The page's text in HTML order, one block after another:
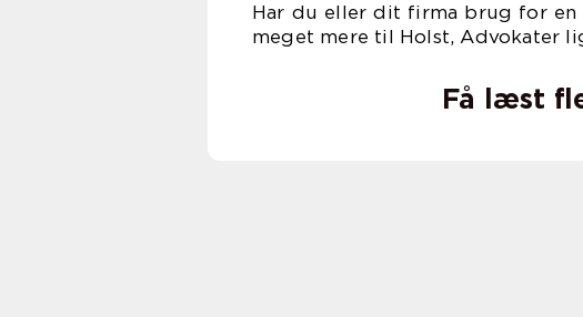
Har du eller dit firma brug for en
meget mere til Holst, Advokater
Få læst